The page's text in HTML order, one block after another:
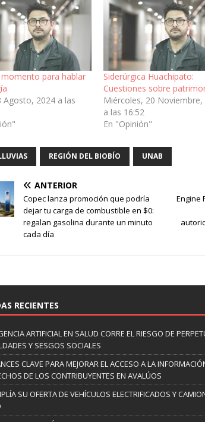
para hablar
Agosto, 2024 a las
Siderúrgica Huachipato:
Cuestiones sobre
Miércoles, 20 Noviembre,
a las 16:52
En "Opinión"
REGIÓN DEL BIOBÍO UNAB
ANTERIOR
Copec lanza promoción que podría
dejar tu carga de combustible en $0:
regalan gasolina durante un minuto
cada día
Engine
RECIENTES
ARTIFICIAL EN SALUD CORRE EL RIESGO DE
Y SESGOS SOCIALES
CLAVE PARA MEJORAR EL ACCESO A LA
DE LOS CONTRIBUYENTES EN AVALÚOS
SU OFERTA DE VEHÍCULOS ELECTRIFICADOS Y